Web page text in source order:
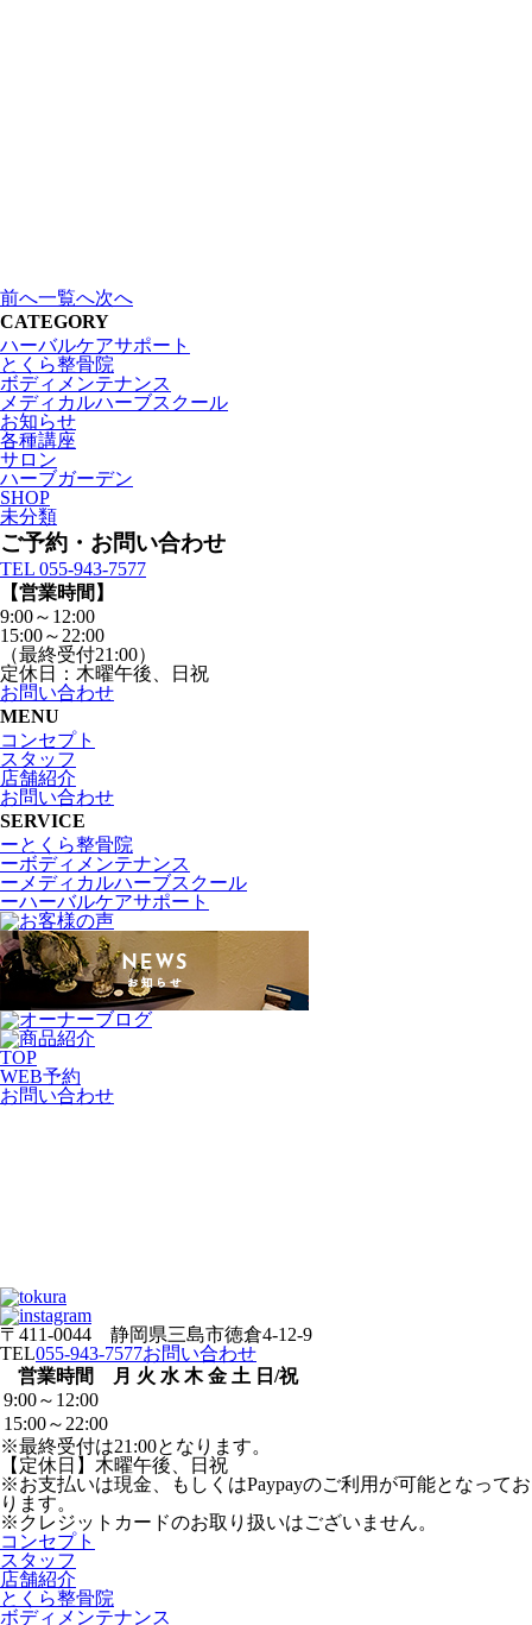
前へ一覧へ次へ
CATEGORY
ハーバルケアサポート
とくら整骨院
ボディメンテナンス
メディカルハーブスクール
お知らせ
各種講座
サロン
ハーブガーデン
SHOP
未分類
ご予約・お問い合わせ
TEL 055-943-7577
【営業時間】
9:00～12:00
15:00～22:00
（最終受付21:00）
定休日：木曜午後、日祝
お問い合わせ
MENU
コンセプト
スタッフ
店舗紹介
お問い合わせ
SERVICE
ーとくら整骨院
ーボディメンテナンス
ーメディカルハーブスクール
ーハーバルケアサポート
TOP
WEB予約
お問い合わせ
〒411-0044 静岡県三島市徳倉4-12-9
TEL055-943-7577お問い合わせ
営業時間
月 火 水 木 金 土 日/祝
9:00～12:00
15:00～22:00
※最終受付は21:00となります。
【定休日】木曜午後、日祝
※お支払いは現金、もしくはPaypayのご利用が可能となってお
ります。
※クレジットカードのお取り扱いはございません。
コンセプト
スタッフ
店舗紹介
とくら整骨院
ボディメンテナンス